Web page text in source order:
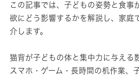
この記事では、子どもの姿勢と食事
欲にどう影響するかを解説し、家庭
介します。
猫背が子どもの体と集中力に与える
スマホ・ゲーム・長時間の机作業、